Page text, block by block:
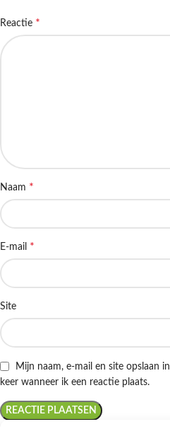
Reactie *
Naam *
E-mail *
Site
Mijn naam, e-mail en site opslaan
keer wanneer ik een reactie plaats.